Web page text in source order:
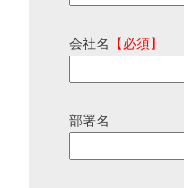
会社名 【必須】
部署名